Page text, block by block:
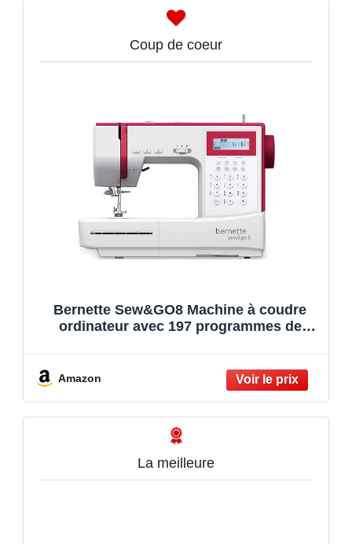
Coup de coeur
Bernette Sew&GO8 Machine à coudre
ordinateur avec 197 programmes de
Amazon
La meilleure